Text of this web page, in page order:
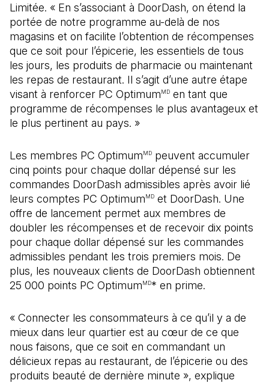
Limitée. « En s’associant à DoorDash, on étend la
portée de notre programme au-delà de nos
magasins et on facilite l’obtention de récompenses
que ce soit pour l’épicerie, les essentiels de tous
les jours, les produits de pharmacie ou maintenant
les repas de restaurant. Il s’agit d’une autre étape
visant à renforcer PC OptimumMD en tant que
programme de récompenses le plus avantageux et
le plus pertinent au pays. »
Les membres PC OptimumMD peuvent accumuler
cinq points pour chaque dollar dépensé sur les
commandes DoorDash admissibles après avoir lié
leurs comptes PC OptimumMD et DoorDash. Une
offre de lancement permet aux membres de
doubler les récompenses et de recevoir dix points
pour chaque dollar dépensé sur les commandes
admissibles pendant les trois premiers mois. De
plus, les nouveaux clients de DoorDash obtiennent
25 000 points PC OptimumMD* en prime.
« Connecter les consommateurs à ce qu’il y a de
mieux dans leur quartier est au cœur de ce que
nous faisons, que ce soit en commandant un
délicieux repas au restaurant, de l’épicerie ou des
produits beauté de dernière minute », explique